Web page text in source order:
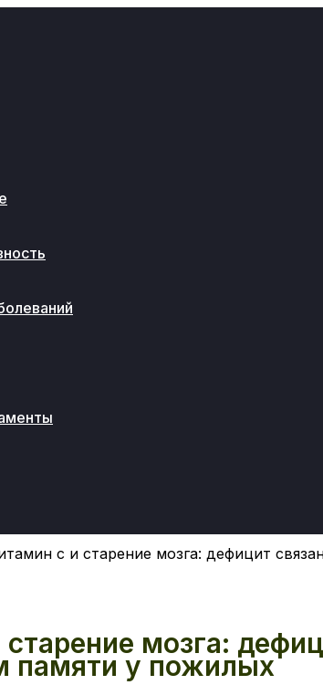
c и старение мозга: дефицит
мозга:
памяти у пожилых